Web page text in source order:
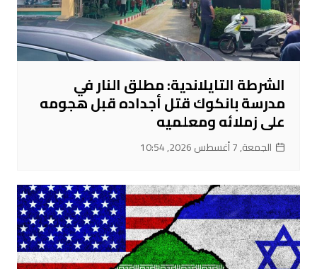
الشرطة التايلاندية: مطلق النار في
مدرسة بانكوك قتل أجداده قبل هجومه
على زملائه ومعلميه
الجمعة, 7 أغسطس 2026, 10:54